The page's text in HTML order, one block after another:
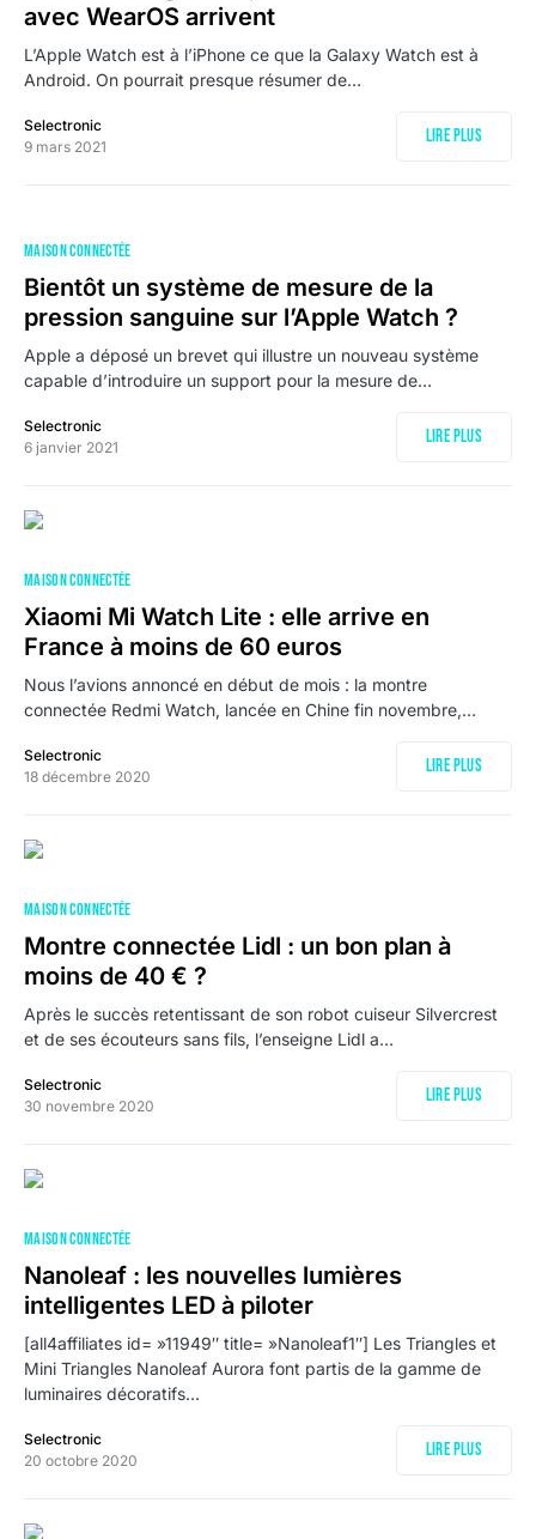
avec WearOS arrivent
L’Apple Watch est à l’iPhone ce que la Galaxy Watch est à
Android. On pourrait presque résumer de…
Selectronic
9 mars 2021
Lire plus
MAISON CONNECTÉE
Bientôt un système de mesure de la
pression sanguine sur l’Apple Watch ?
Apple a déposé un brevet qui illustre un nouveau système
capable d’introduire un support pour la mesure de…
Selectronic
6 janvier 2021
Lire plus
MAISON CONNECTÉE
Xiaomi Mi Watch Lite : elle arrive en
France à moins de 60 euros
Nous l’avions annoncé en début de mois : la montre
connectée Redmi Watch, lancée en Chine fin novembre,…
Selectronic
18 décembre 2020
Lire plus
MAISON CONNECTÉE
Montre connectée Lidl : un bon plan à
moins de 40 € ?
Après le succès retentissant de son robot cuiseur Silvercrest
et de ses écouteurs sans fils, l’enseigne Lidl a…
Selectronic
30 novembre 2020
Lire plus
MAISON CONNECTÉE
Nanoleaf : les nouvelles lumières
intelligentes LED à piloter
[all4affiliates id= »11949″ title= »Nanoleaf1″] Les Triangles et
Mini Triangles Nanoleaf Aurora font partis de la gamme de
luminaires décoratifs…
Selectronic
20 octobre 2020
Lire plus